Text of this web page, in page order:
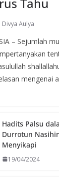
Divya Aulya
– Sejumlah
mengenai
Hadits Palsu
Durrotun
Menyikapi
19/04/2024